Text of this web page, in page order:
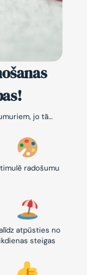
jo tā…
radošumu
atpūsties no
ikdienas steigas